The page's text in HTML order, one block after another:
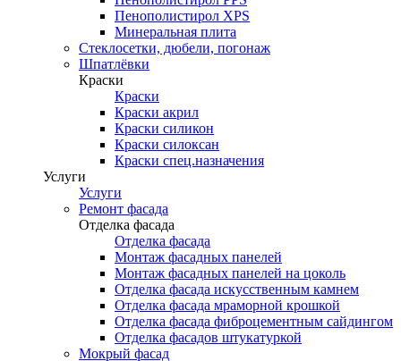
Пенополистирол XPS
Минеральная плита
Стеклосетки, дюбели, погонаж
Шпатлёвки
Краски
Краски
Краски акрил
Краски силикон
Краски силоксан
Краски спец.назначения
Услуги
Услуги
Ремонт фасада
Отделка фасада
Отделка фасада
Монтаж фасадных панелей
Монтаж фасадных панелей на цоколь
Отделка фасада искусственным камнем
Отделка фасада мраморной крошкой
Отделка фасада фиброцементным сайдингом
Отделка фасадов штукатуркой
Мокрый фасад